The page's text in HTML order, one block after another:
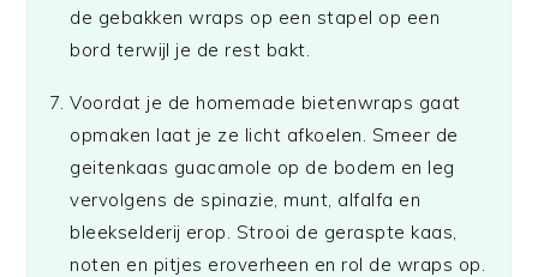
de gebakken wraps op een stapel op een
bord terwijl je de rest bakt.
Voordat je de homemade bietenwraps gaat
opmaken laat je ze licht afkoelen. Smeer de
geitenkaas guacamole op de bodem en leg
vervolgens de spinazie, munt, alfalfa en
bleekselderij erop. Strooi de geraspte kaas,
noten en pitjes eroverheen en rol de wraps op.